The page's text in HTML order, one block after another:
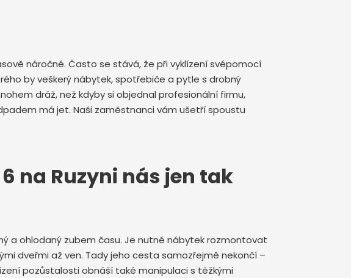
náročné. Často se stává, že při vyklízení svépomocí
by veškerý nábytek, spotřebiče a pytle s drobný
dráž, než kdyby si objednal profesionální firmu,
má jet. Naši zaměstnanci vám ušetří spoustu
na Ruzyni nás jen tak
a ohlodaný zubem času. Je nutné nábytek rozmontovat
dveřmi až ven. Tady jeho cesta samozřejmě nekončí –
pozůstalosti obnáší také manipulaci s těžkými